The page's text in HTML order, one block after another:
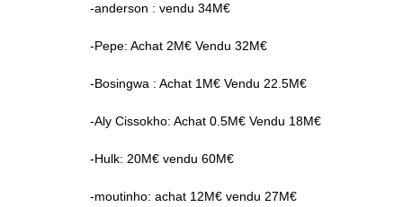
-anderson : vendu 34M€
-Pepe: Achat 2M€ Vendu 32M€
-Bosingwa : Achat 1M€ Vendu 22.5M€
-Aly Cissokho: Achat 0.5M€ Vendu 18M€
-Hulk: 20M€ vendu 60M€
-moutinho: achat 12M€ vendu 27M€